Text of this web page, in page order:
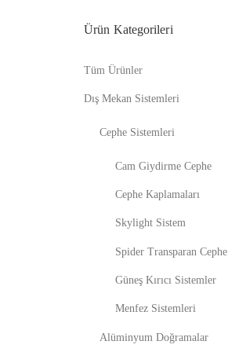
Ürün Kategorileri
Tüm Ürünler
Dış Mekan Sistemleri
Cephe Sistemleri
Cam Giydirme Cephe
Cephe Kaplamaları
Skylight Sistem
Spider Transparan Cephe
Güneş Kırıcı Sistemler
Menfez Sistemleri
Alüminyum Doğramalar